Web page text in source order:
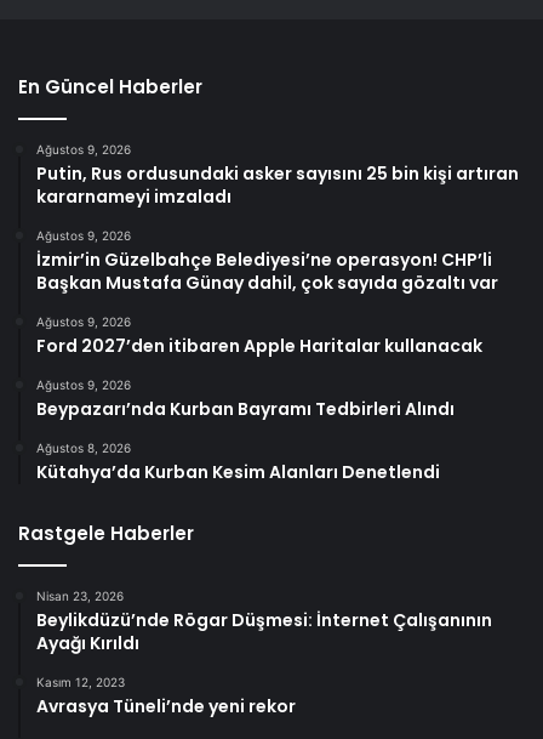
En Güncel Haberler
Ağustos 9, 2026
Putin, Rus ordusundaki asker sayısını 25 bin kişi artıran
kararnameyi imzaladı
Ağustos 9, 2026
İzmir’in Güzelbahçe Belediyesi’ne operasyon! CHP’li
Başkan Mustafa Günay dahil, çok sayıda gözaltı var
Ağustos 9, 2026
Ford 2027’den itibaren Apple Haritalar kullanacak
Ağustos 9, 2026
Beypazarı’nda Kurban Bayramı Tedbirleri Alındı
Ağustos 8, 2026
Kütahya’da Kurban Kesim Alanları Denetlendi
Rastgele Haberler
Nisan 23, 2026
Beylikdüzü’nde Rögar Düşmesi: İnternet Çalışanının
Ayağı Kırıldı
Kasım 12, 2023
Avrasya Tüneli’nde yeni rekor